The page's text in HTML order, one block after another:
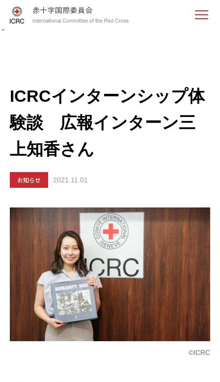
<
ICRCインターンシップ体
験談 広報インターン三
上知香さん
お知らせ 2021.11.01
©ICRC